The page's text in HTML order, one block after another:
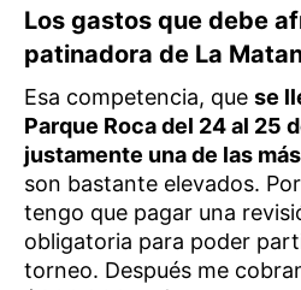
Los gastos que debe
patinadora de La
Esa competencia, que se
Parque Roca del 24 al 25
justamente una de las
son bastante elevados.
tengo que pagar una
obligatoria para poder
torneo. Después me